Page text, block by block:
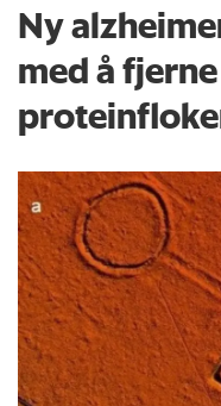
Ny
med å